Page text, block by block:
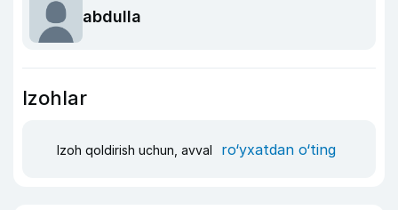
abdulla
Izohlar
Izoh qoldirish uchun, avval ro‘yxatdan o‘ting